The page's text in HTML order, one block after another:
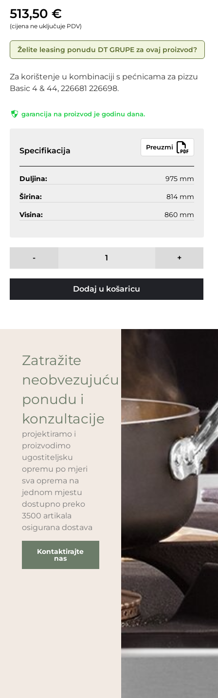
513,50 €
(cijena ne uključuje PDV)
Želite leasing ponudu DT GRUPE za ovaj proizvod?
Za korištenje u kombinaciji s pećnicama za pizzu
Basic 4 & 44, 226681 226698.
garancija na proizvod je godinu dana.
Specifikacija Preuzmi
Duljina: 975 mm
Širina: 814 mm
Visina: 860 mm
- +
Dodaj u košaricu
Zatražite
neobvezujuću
ponudu i
konzultacije
projektiramo i
proizvodimo
ugostiteljsku
opremu po mjeri
sva oprema na
jednom mjestu
dostupno preko
3500 artikala
osigurana dostava
Kontaktirajte
nas